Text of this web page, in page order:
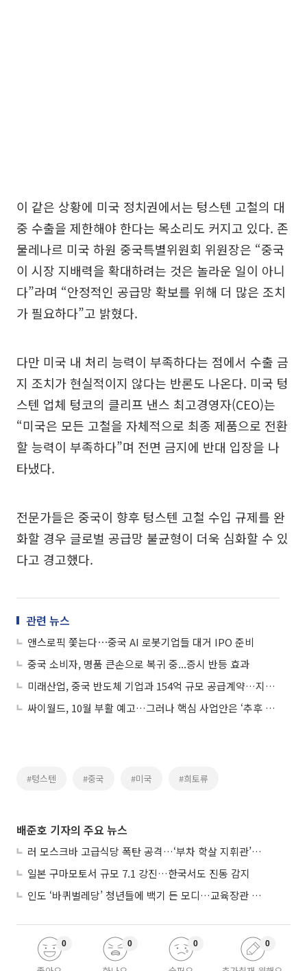
이 같은 상황에 미국 정치권에서는 텅스텐 고철의 대
중 수출을 제한해야 한다는 목소리도 커지고 있다. 존
물레나르 미국 하원 중국특별위원회 위원장은 “중국
이 시장 지배력을 확대하려는 것은 놀라운 일이 아니
다”라며 “안정적인 공급망 확보를 위해 더 많은 조치
가 필요하다”고 밝혔다.
다만 미국 내 처리 능력이 부족하다는 점에서 수출 금
지 조치가 현실적이지 않다는 반론도 나온다. 미국 텅
스텐 업체 텅코의 클리프 낸스 최고경영자(CEO)는
“미국은 모든 고철을 자체적으로 최종 제품으로 전환
할 능력이 부족하다”며 전면 금지에 반대 입장을 나
타냈다.
전문가들은 중국이 향후 텅스텐 고철 수입 규제를 완
화할 경우 글로벌 공급망 불균형이 더욱 심화할 수 있
다고 경고했다.
관련 뉴스
앤스로픽 쫓는다⋯중국 AI 로봇기업들 대거 IPO 준비
중국 소비자, 명품 큰손으로 복귀 중...증시 반등 효과
미래산업, 중국 반도체 기업과 154억 규모 공급계약…지난해 매출비 30.4%
싸이월드, 10월 부활 예고…그러나 핵심 사업안은 ‘추후 공개’
#텅스텐 #중국 #미국 #희토류
배준호 기자의 주요 뉴스
러 모스크바 고급식당 폭탄 공격…‘부차 학살 지휘관’ 노렸나
일본 구마모토서 규모 7.1 강진…한국서도 진동 감지
인도 ‘바퀴벌레당’ 청년들에 백기 든 모디…교육장관 사퇴
0 0 0 0